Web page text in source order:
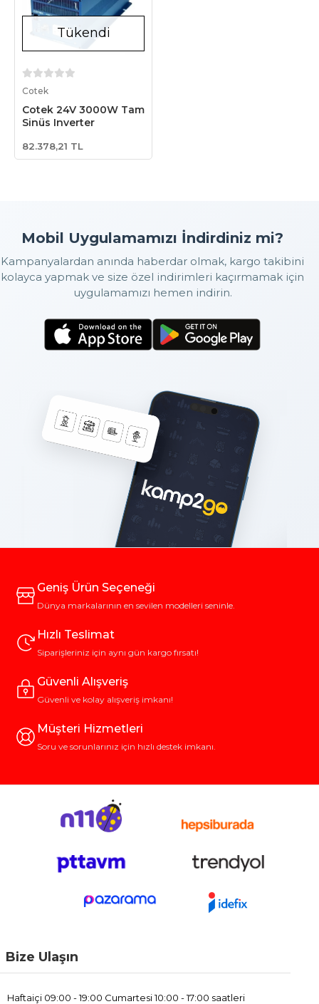
Tükendi
Cotek
Cotek 24V 3000W Tam
Sinüs Inverter
82.378,21 TL
Mobil Uygulamamızı İndirdiniz mi?
Kampanyalardan anında haberdar olmak, kargo takibini
kolayca yapmak ve size özel indirimleri kaçırmamak için
uygulamamızı hemen indirin.
Geniş Ürün Seçeneği
Dünya markalarının en sevilen modelleri seninle.
Hızlı Teslimat
Siparişleriniz için aynı gün kargo fırsatı!
Güvenli Alışveriş
Güvenli ve kolay alışveriş imkanı!
Müşteri Hizmetleri
Soru ve sorunlarınız için hızlı destek imkanı.
Bize Ulaşın
Haftaiçi 09:00 - 19:00 Cumartesi 10:00 - 17:00 saatleri